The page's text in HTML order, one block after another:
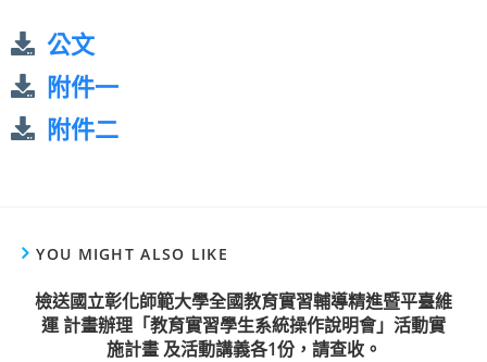
公文
附件一
附件二
YOU MIGHT ALSO LIKE
檢送國立彰化師範大學全國教育實習輔導精進暨平臺維
運 計畫辦理「教育實習學生系統操作說明會」活動實
施計畫 及活動講義各1份，請查收。